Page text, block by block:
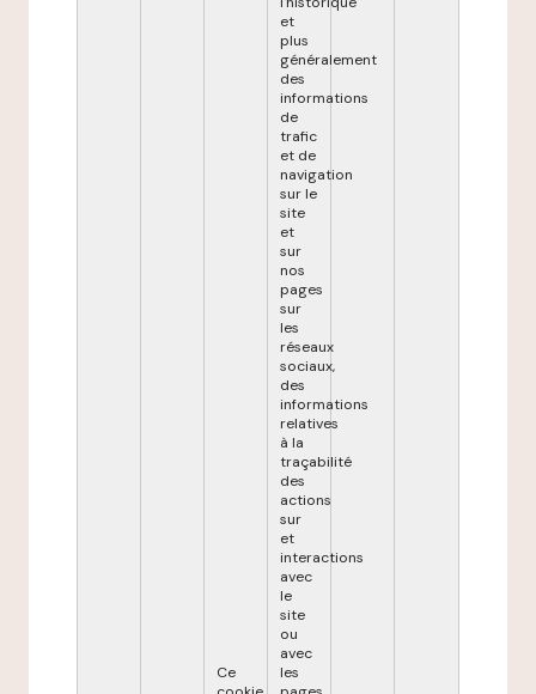
Ce
et
plus
généralement
des
informations
de
trafic
et de
navigation
sur le
site
et
sur
nos
pages
sur
les
réseaux
sociaux,
des
informations
relatives
à la
traçabilité
des
actions
sur
et
interactions
avec
le
site
ou
avec
les